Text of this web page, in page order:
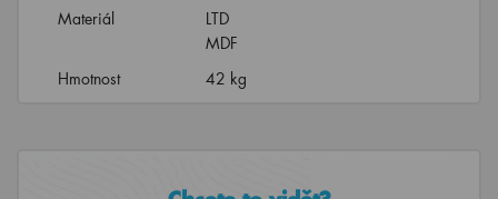
Materiál
LTD
MDF
Hmotnost
42 kg